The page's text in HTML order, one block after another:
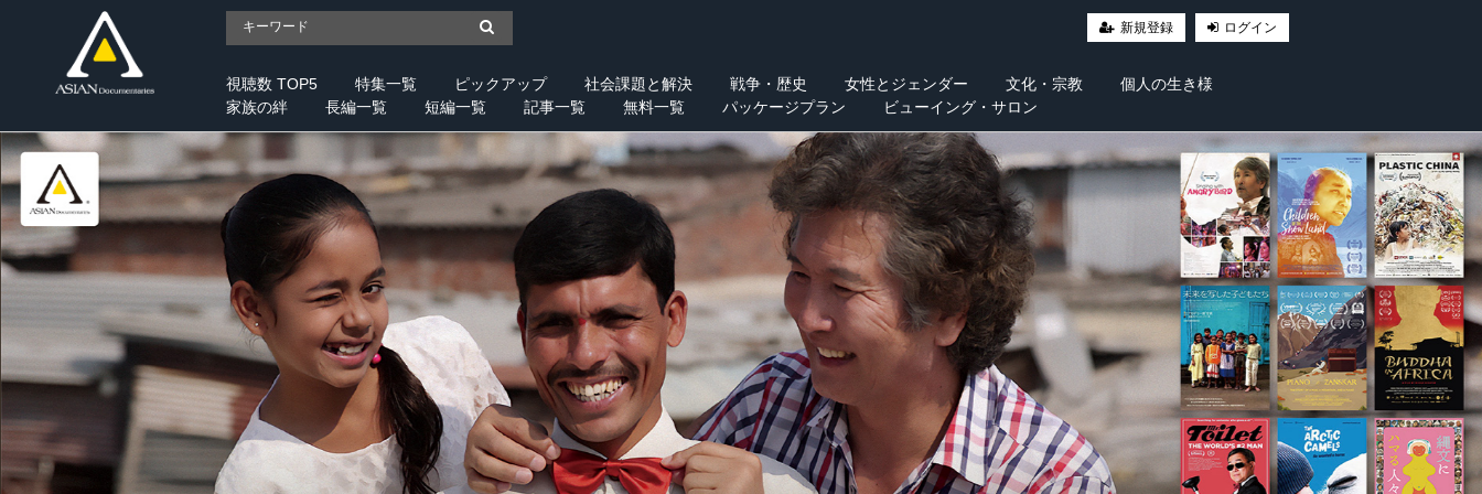
新規登録 ログイン
視聴数 TOP5 特集一覧 ピックアップ 社会課題と解決 戦争・歴史 女性とジェンダー 文化・宗教
個人の生き様
家族の絆
長編一覧 短編一覧 記事一覧 無料一覧 パッケージプラン ビューイング・サロン